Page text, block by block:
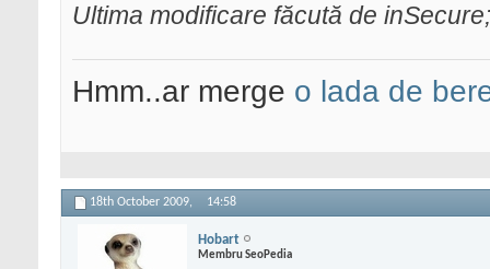
Ultima modificare făcută de
Hmm..ar merge o lada de
18th October 2009, 14:58
Hobart
Membru SeoPedia